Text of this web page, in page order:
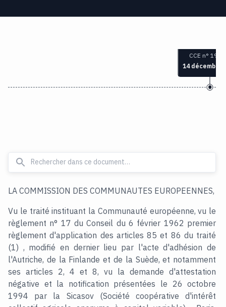
CCE n°
14 décembre
LA COMMISSION DES COMMUNAUTES EUROPEENNES,
Vu le traité instituant la Communauté européenne, vu le
règlement n° 17 du Conseil du 6 février 1962 premier
règlement d'application des articles 85 et 86 du traité
(1) , modifié en dernier lieu par l'acte d'adhésion de
l'Autriche, de la Finlande et de la Suède, et notamment
ses articles 2, 4 et 8, vu la demande d'attestation
négative et la notification présentées le 26 octobre
1994 par la Sicasov (Société coopérative d'intérêt